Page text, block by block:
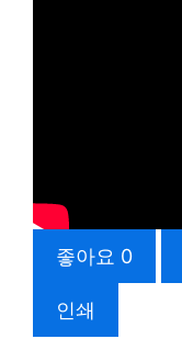
좋아요 0
인쇄